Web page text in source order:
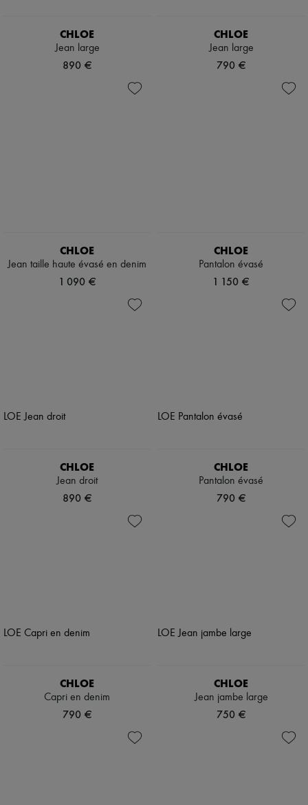
CHLOE
Jean large
890 €
CHLOE
Jean large
790 €
CHLOE
Jean taille haute évasé en denim
1 090 €
CHLOE
Pantalon évasé
1 150 €
CHLOE
Jean droit
890 €
CHLOE
Pantalon évasé
790 €
CHLOE
Capri en denim
790 €
CHLOE
Jean jambe large
750 €